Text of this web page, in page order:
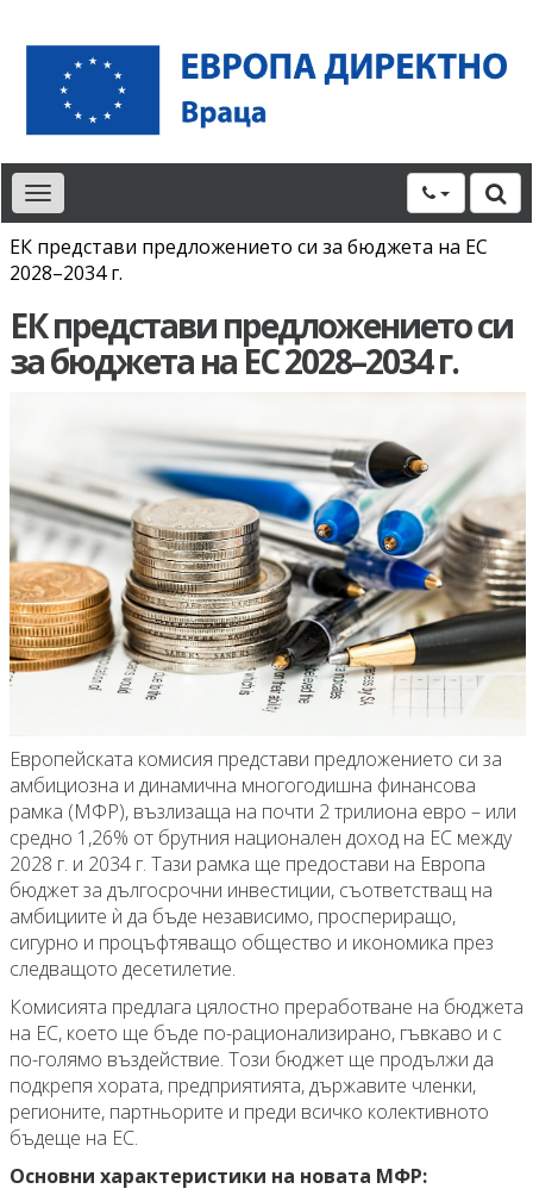
Toggle
navigation
ЕК представи предложението си за бюджета на ЕС
2028–2034 г.
ЕК представи предложението си
за бюджета на ЕС 2028–2034 г.
Европейската комисия представи предложението си за
амбициозна и динамична многогодишна финансова
рамка (МФР), възлизаща на почти 2 трилиона евро – или
средно 1,26% от брутния национален доход на ЕС между
2028 г. и 2034 г. Тази рамка ще предостави на Европа
бюджет за дългосрочни инвестиции, съответстващ на
амбициите ѝ да бъде независимо, проспериращо,
сигурно и процъфтяващо общество и икономика през
следващото десетилетие.
Комисията предлага цялостно преработване на бюджета
на ЕС, което ще бъде по-рационализирано, гъвкаво и с
по-голямо въздействие. Този бюджет ще продължи да
подкрепя хората, предприятията, държавите членки,
регионите, партньорите и преди всичко колективното
бъдеще на ЕС.
Основни характеристики на новата МФР: